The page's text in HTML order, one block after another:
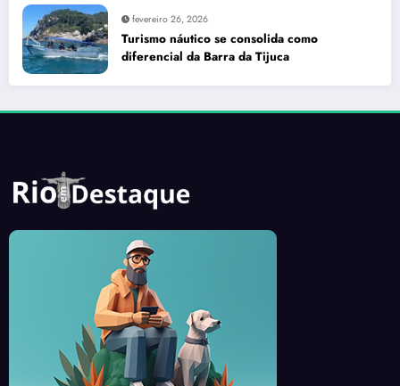
fevereiro 26, 2026
Turismo náutico se consolida como
diferencial da Barra da Tijuca